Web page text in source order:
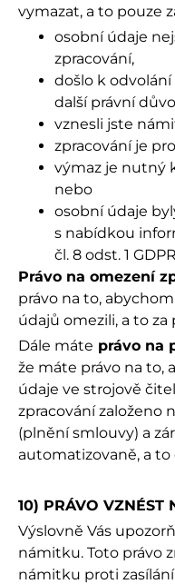
vymazat, a to pouze
osobní údaje
zpracování,
došlo k
další právní
vznesli jste
zpracování je
výmaz je nutný
nebo
osobní údaje
s nabídkou
čl. 8 odst. 1
Právo na omezení
právo na to,
údajů omezili, a to za
Dále máte právo na
že máte právo na to,
údaje ve strojově
zpracování založeno
(plnění smlouvy) a
automatizovaně, a to
10) PRÁVO VZNÉST
Výslovně Vás
námitku. Toto právo
námitku proti